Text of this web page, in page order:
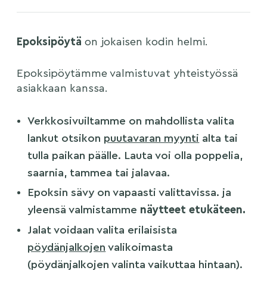
Epoksipöytä on jokaisen kodin helmi.
Epoksipöytämme valmistuvat yhteistyössä
asiakkaan kanssa.
Verkkosivuiltamme on mahdollista valita
lankut otsikon puutavaran myynti alta tai
tulla paikan päälle. Lauta voi olla poppelia,
saarnia, tammea tai jalavaa.
Epoksin sävy on vapaasti valittavissa. ja
yleensä valmistamme näytteet etukäteen.
Jalat voidaan valita erilaisista
pöydänjalkojen valikoimasta
(pöydänjalkojen valinta vaikuttaa hintaan).